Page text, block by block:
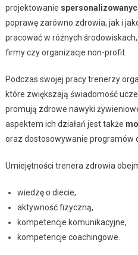
projektowanie
poprawę zarówno zdrowia, jak i
pracować w różnych
firmy czy organizacje non-profit.
Podczas swojej pracy trenerzy
które zwiększają świadomość
promują zdrowe nawyki
aspektem ich działań jest także
oraz dostosowywanie programów
Umiejętności trenera zdrowia
wiedzę o diecie,
aktywność fizyczną,
kompetencje komunikacyjne,
kompetencje coachingowe.